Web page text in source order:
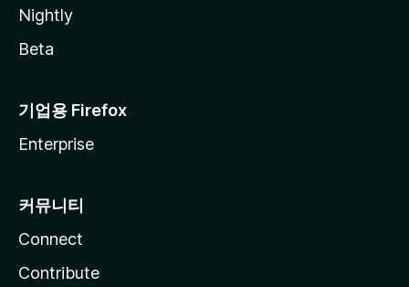
Nightly
Beta
기업용 Firefox
Enterprise
커뮤니티
Connect
Contribute